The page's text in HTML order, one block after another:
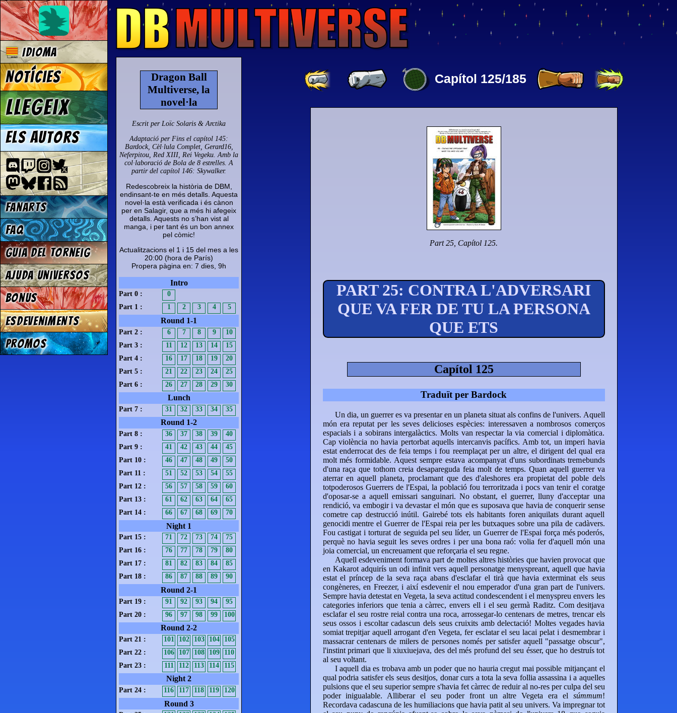
Dragon Ball
Multiverse, la
novel·la
Escrit per Loïc Solaris & Arctika
Adaptació per Fins el capítol 145:
Bardock, Cèl·lula Complet, Gerard16,
Neferpitou, Red XIII, Rei Vegeku. Amb la
col·laboració de Bola de 8 estrelles. A
partir del capítol 146: Skywalker.
Redescobreix la història de DBM,
endinsant-te en més detalls. Aquesta
novel·la està verificada i és cànon
per en Salagir, que a més hi afegeix
detalls. Aquests no s’han vist al
manga, i per tant és un bon annex
pel còmic!
Actualitzacions el 1 i 15 del mes a les
20:00 (hora de París)
Propera pàgina en: 7 dies, 9h
Intro
Part 0 :
0
Part 1 :
1 2 3 4 5
Round 1-1
Part 2 : 6 7 8 9
10
Part 3 :
11 12 13 14
15
Part 4 :
16 17 18 19
20
Part 5 :
21 22 23 24
25
Part 6 :
26 27 28 29 30
Lunch
Part 7 : 31 32 33 34 35
Round 1-2
Part 8 : 36 37 38 39
40
Part 9 :
41 42 43 44
45
Part 10 :
46 47 48 49
50
Part 11 :
51 52 53 54
55
Part 12 :
56 57 58 59
60
Part 13 :
61 62 63 64
65
Part 14 :
66 67 68 69 70
Night 1
Part 15 : 71 72 73 74
75
Part 16 :
76 77 78 79
80
Part 17 :
81 82 83 84
85
Part 18 :
86 87 88 89 90
Round 2-1
Part 19 : 91 92 93 94
95
Part 20 :
96 97 98 99 100
Round 2-2
Part 21 : 101 102 103 104
105
Part 22 :
106 107 108 109
110
Part 23 :
111 112 113 114 115
Night 2
Part 24 : 116 117 118 119 120
Round 3
Capítol 125/185
Part 25, Capítol 125.
PART 25: CONTRA L'ADVERSARI
QUE VA FER DE TU LA PERSONA
QUE ETS
Capítol 125
Traduït per Bardock
Un dia, un guerrer es va presentar en un planeta situat als confins de l'univers. Aquell
món era reputat per les seves delicioses espècies: interessaven a nombrosos comerços
espacials i a sobirans intergalàctics. Molts van respectar la via comercial i diplomàtica.
Cap violència no havia pertorbat aquells intercanvis pacífics. Amb tot, un imperi havia
estat enderrocat des de feia temps i fou reemplaçat per un altre, el dirigent del qual era
molt més formidable. Aquest sempre estava acompanyat d'uns subordinats tremebunds
d'una raça que tothom creia desapareguda feia molt de temps. Quan aquell guerrer va
aterrar en aquell planeta, proclamant que des d'aleshores era propietat del poble dels
totpoderosos Guerrers de l'Espai, la població fou terroritzada i pocs van tenir el coratge
d'oposar-se a aquell emissari sanguinari. No obstant, el guerrer, lluny d'acceptar una
rendició, va embogir i va devastar el món que es suposava que havia de conquerir sense
cometre cap destrucció inútil. Gairebé tots els habitants foren aniquilats durant aquell
genocidi mentre el Guerrer de l'Espai reia per les butxaques sobre una pila de cadàvers.
Fou castigat i torturat de seguida pel seu líder, un Guerrer de l'Espai força més poderós,
perquè no havia seguit les seves ordres i per una bona raó: volia fer d'aquell món una
joia comercial, un encreuament que reforçaria el seu regne.
Aquell esdeveniment formava part de moltes altres històries que havien provocat que
en Kakarot adquirís un odi infinit vers aquell personatge menyspreant, aquell que havia
estat el príncep de la seva raça abans d'esclafar el tirà que havia exterminat els seus
congèneres, en Freezer, i així esdevenir el nou emperador d'una gran part de l'univers.
Sempre havia detestat en Vegeta, la seva actitud condescendent i el menyspreu envers les
categories inferiors que tenia a càrrec, envers ell i el seu germà Raditz. Com desitjava
esclafar el seu rostre reial contra una roca, arrossegar-lo centenars de metres, trencar els
seus ossos i escoltar cadascun dels seus cruixits amb delectació! Moltes vegades havia
somiat trepitjar aquell arrogant d'en Vegeta, fer esclatar el seu lacai pelat i desmembrar i
massacrar centenars de milers de persones només per satisfer aquell "passatge obscur",
l'instint primari que li xiuxiuejava, des del més profund del seu ésser, que ho destruís tot
al seu voltant.
I aquell dia es trobava amb un poder que no hauria cregut mai possible mitjançant el
qual podria satisfer els seus desitjos, donar curs a tota la seva follia assassina i a aquelles
pulsions que el seu superior sempre s'havia fet càrrec de reduir al no-res per culpa del seu
poder inigualable. Alliberar el seu poder front un altre Vegeta era el súmmum!
Recordava cadascuna de les humiliacions que havia patit al seu univers. Va impregnar tot
Idioma
Notícies
Llegeix
Els autors
Fanarts
FAQ
Guia del torneig
Ajuda Universos
Bonus
Esdeveniments
Promos